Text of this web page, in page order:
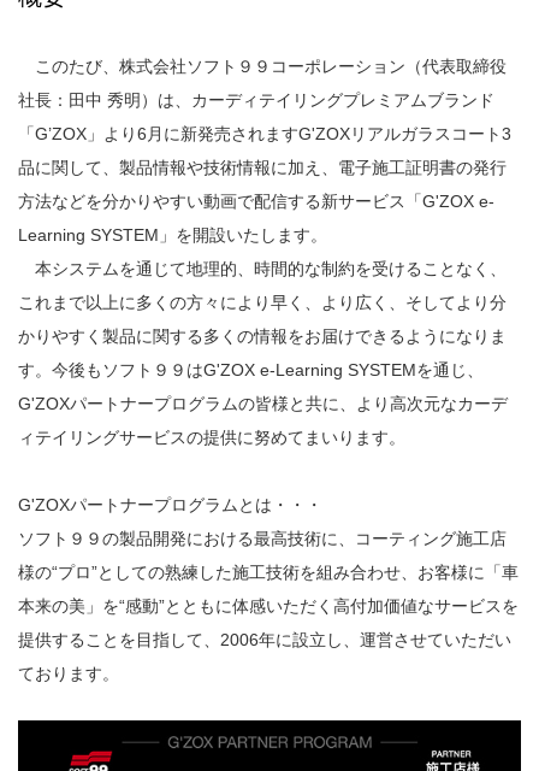
このたび、株式会社ソフト９９コーポレーション（代表取締役
社長：田中 秀明）は、カーディテイリングプレミアムブランド
「G’ZOX」より6月に新発売されますG'ZOXリアルガラスコート3
品に関して、製品情報や技術情報に加え、電子施工証明書の発行
方法などを分かりやすい動画で配信する新サービス「G'ZOX e-
Learning SYSTEM」を開設いたします。
本システムを通じて地理的、時間的な制約を受けることなく、
これまで以上に多くの方々により早く、より広く、そしてより分
かりやすく製品に関する多くの情報をお届けできるようになりま
す。今後もソフト９９はG'ZOX e-Learning SYSTEMを通じ、
G'ZOXパートナープログラムの皆様と共に、より高次元なカーデ
ィテイリングサービスの提供に努めてまいります。
G'ZOXパートナープログラムとは・・・
ソフト９９の製品開発における最高技術に、コーティング施工店
様の“プロ”としての熟練した施工技術を組み合わせ、お客様に「車
本来の美」を“感動”とともに体感いただく高付加価値なサービスを
提供することを目指して、2006年に設立し、運営させていただい
ております。